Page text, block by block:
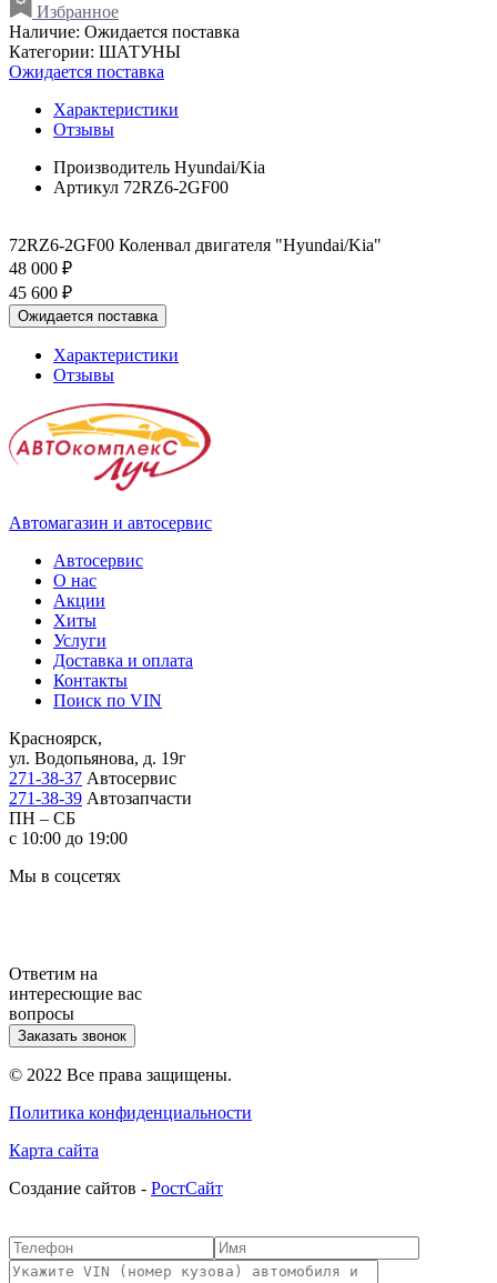
Избранное
Наличие: Ожидается поставка
Категории: ШАТУНЫ
Ожидается поставка
Характеристики
Отзывы
Производитель Hyundai/Kia
Артикул 72RZ6-2GF00
72RZ6-2GF00 Коленвал двигателя "Hyundai/Kia"
48 000 ₽
45 600 ₽
Ожидается поставка
Характеристики
Отзывы
Автомагазин и автосервис
Автосервис
О нас
Акции
Хиты
Услуги
Доставка и оплата
Контакты
Поиск по VIN
Красноярск,
ул. Водопьянова, д. 19г
271-38-37 Автосервис
271-38-39 Автозапчасти
ПН – СБ
с 10:00 до 19:00
Мы в соцсетях
Ответим на
интересющие вас
вопросы
Заказать звонок
© 2022 Все права защищены.
Политика конфиденциальности
Карта сайта
Cоздание сайтов - РостСайт